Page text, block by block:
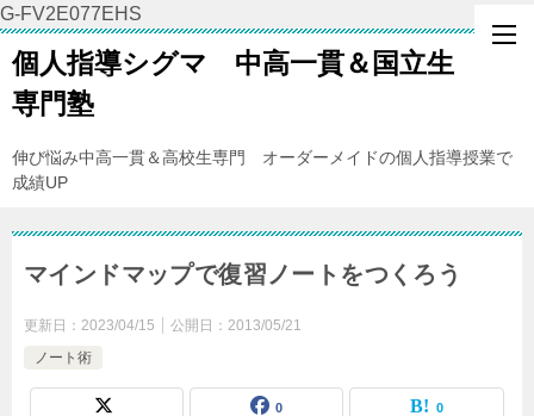
G-FV2E077EHS
個人指導シグマ 中高一貫＆国立生
専門塾
伸び悩み中高一貫＆高校生専門 オーダーメイドの個人指導授業で
成績UP
マインドマップで復習ノートをつくろう
更新日： 2023/04/15 公開日： 2013/05/21
ノート術
0 0